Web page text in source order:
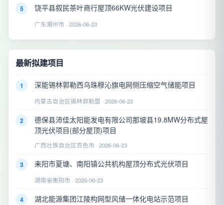
5 饶平县叙民茶叶商行屋顶66KW光伏建设项目
广东潮州市 · 2026-06-23
最新拟建项目
1 深能锡林郭勒西乌珠穆沁旗电网侧压缩空气储能项目
内蒙古自治区锡林郭勒盟 · 2026-06-23
2
德保县沛佳太阳能发电有限公司那坡县19.8MW分布式屋
顶光伏项目(部分屋顶)项目
广西壮族自治区百色市 · 2026-06-23
3 耒阳市夏塘、南阳镇公共机构屋顶分布式光伏项目
湖南省衡阳市 · 2026-06-23
4 湖北能源集团江陵构网型风储一体化电站示范项目